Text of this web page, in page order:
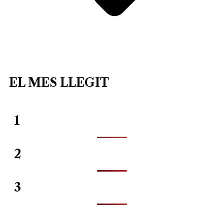
EL MES LLEGIT
1
2
3